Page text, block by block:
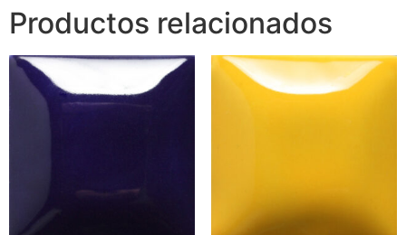
Productos relacionados